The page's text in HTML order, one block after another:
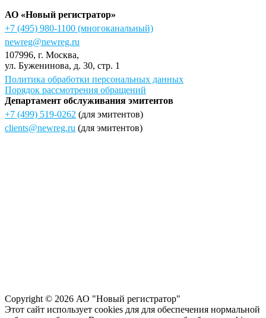
АО «Новый регистратор»
+7 (495) 980-1100 (многоканальный)
newreg@newreg.ru
107996, г. Москва,
ул. Буженинова, д. 30, стр. 1
Политика обработки персональных данных
Порядок рассмотрения обращений
Департамент обслуживания эмитентов
+7 (499) 519-0262 (для эмитентов)
clients@newreg.ru (для эмитентов)
Copyright © 2026 АО "Новый регистратор"
Этот сайт использует cookies для для обеспечения нормальной